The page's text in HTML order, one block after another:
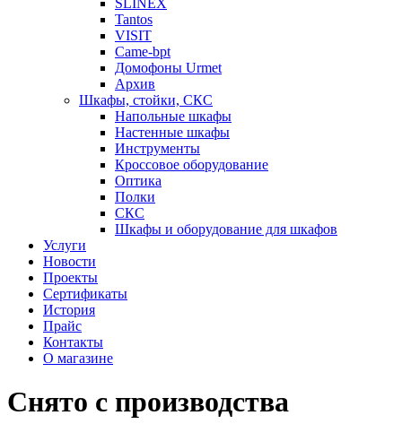
Tantos
VISIT
Came-bpt
Домофоны Urmet
Архив
Шкафы, стойки, СКС
Напольные шкафы
Настенные шкафы
Инструменты
Кроссовое оборудование
Оптика
Полки
СКС
Шкафы и оборудование для шкафов
Услуги
Новости
Проекты
Сертификаты
История
Прайс
Контакты
О магазине
Снято с производства